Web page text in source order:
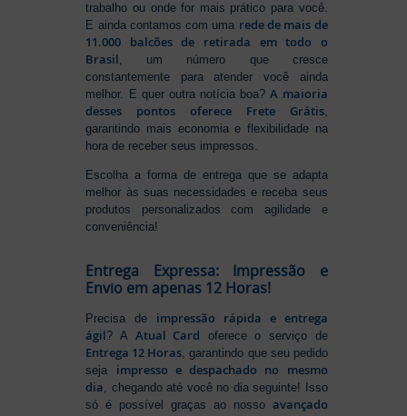
trabalho ou onde for mais prático para você.
E ainda contamos com uma rede de mais de
11.000 balcões de retirada em todo o
Brasil, um número que cresce
constantemente para atender você ainda
melhor. E quer outra notícia boa?A maioria
desses pontos oferece Frete Grátis,
garantindo mais economia e flexibilidade na
hora de receber seus impressos.
Escolha a forma de entrega que se adapta
melhor às suas necessidades e receba seus
produtos personalizados com agilidade e
conveniência!
Entrega Expressa: Impressão e
Envio em apenas 12 Horas!
Precisa de impressão rápida e entrega
ágil? A Atual Card oferece o serviço de
Entrega 12 Horas , garantindo que seu pedido
seja impresso e despachado no mesmo
dia , chegando até você no dia seguinte! Isso
só é possível graças ao nosso avançado